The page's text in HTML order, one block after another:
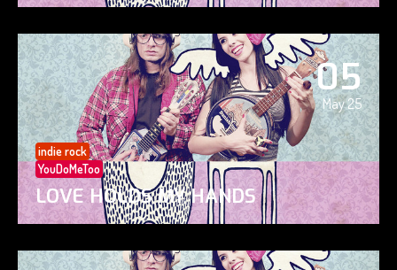
05
May 25
indie rock
YouDoMeToo
LOVE HOLDS MY HANDS